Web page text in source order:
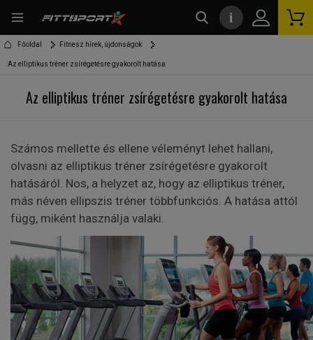
Főoldal Fitnesz hírek, újdonságok
Az elliptikus tréner zsírégetésre gyakorolt hatása
Az elliptikus tréner zsírégetésre gyakorolt hatása
Számos mellette és ellene véleményt lehet hallani,
olvasni az elliptikus tréner zsírégetésre gyakorolt
hatásáról. Nos, a helyzet az, hogy az elliptikus tréner,
más néven ellipszis tréner többfunkciós. A hatása attól
függ, miként használja valaki.
i
kereső